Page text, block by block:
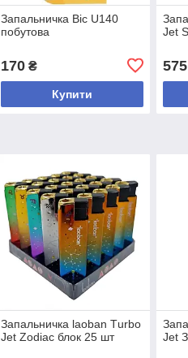
Запальничка Bic U140
побутова
170₴
Купити
Jet
575
Запальничка laoban Тurbo
Jet Zodiac блок 25 шт
Jet